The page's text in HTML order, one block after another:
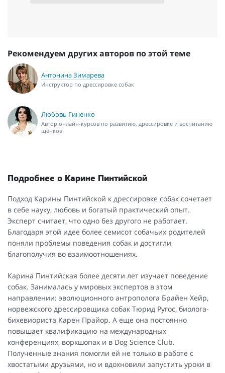
Рекомендуем других авторов по этой теме
Антонина Зимарева
Инструктор по дрессировке собак
Любовь Гиненко
Автор онлайн-курсов по развитию, дрессировке и воспитанию
щенков
Подробнее о Карине Пинтийской
Подход Карины Пинтийской к дрессировке собак сочетает
в себе науку, любовь и богатый практический опыт.
Эксперт считает, что одно без другого не работает.
Благодаря этой идее более семисот собачьих родителей
поняли проблемы поведения собак и достигли
благополучия во взаимоотношениях.
Карина Пинтийская более десяти лет изучает поведение
собак. Занималась у мировых экспертов в этом
направлении: эволюционного антрополога Брайен Хейр,
норвежского дрессировщика собак Тюрид Ругос, биолога-
бихевиориста Карен Прайор. А еще она постоянно
повышает квалификацию на международных
конференциях, воркшопах и в Dog Science Club.
Полученные знания помогли ей не только в работе с
хвостатыми друзьями, но и вдохновили запустить уроки в